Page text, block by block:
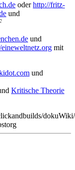
oderhttp://fritz-
und
und
mit
und
Kritische Theorie